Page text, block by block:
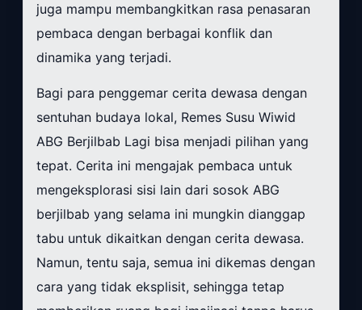
juga mampu membangkitkan rasa penasaran
pembaca dengan berbagai konflik dan
dinamika yang terjadi.
Bagi para penggemar cerita dewasa dengan
sentuhan budaya lokal, Remes Susu Wiwid
ABG Berjilbab Lagi bisa menjadi pilihan yang
tepat. Cerita ini mengajak pembaca untuk
mengeksplorasi sisi lain dari sosok ABG
berjilbab yang selama ini mungkin dianggap
tabu untuk dikaitkan dengan cerita dewasa.
Namun, tentu saja, semua ini dikemas dengan
cara yang tidak eksplisit, sehingga tetap